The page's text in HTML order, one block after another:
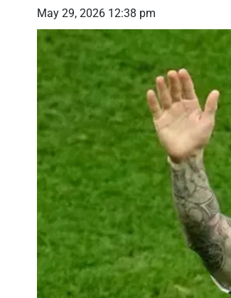
May 29, 2026 12:38 pm